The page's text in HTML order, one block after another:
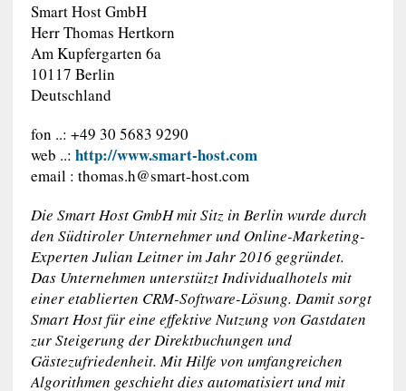
Smart Host GmbH
Herr Thomas Hertkorn
Am Kupfergarten 6a
10117 Berlin
Deutschland
fon ..: +49 30 5683 9290
web ..: http://www.smart-host.com
email : thomas.h@smart-host.com
Die Smart Host GmbH mit Sitz in Berlin wurde durch
den Südtiroler Unternehmer und Online-Marketing-
Experten Julian Leitner im Jahr 2016 gegründet.
Das Unternehmen unterstützt Individualhotels mit
einer etablierten CRM-Software-Lösung. Damit sorgt
Smart Host für eine effektive Nutzung von Gastdaten
zur Steigerung der Direktbuchungen und
Gästezufriedenheit. Mit Hilfe von umfangreichen
Algorithmen geschieht dies automatisiert und mit